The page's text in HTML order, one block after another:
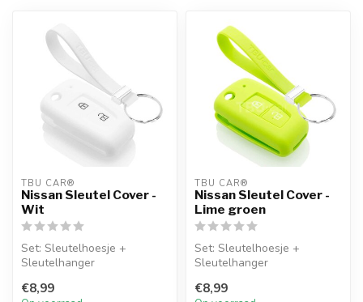
TBU CAR®
Nissan Sleutel Cover -
Wit
Set: Sleutelhoesje +
Sleutelhanger
€8,99
TBU CAR®
Nissan Sleutel Cover -
Lime groen
Set: Sleutelhoesje +
Sleutelhanger
€8,99